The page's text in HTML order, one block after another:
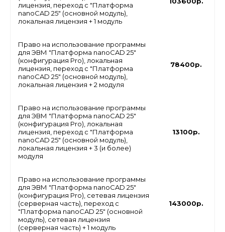
лицензия, переход с "Платформа
nanoCAD 25" (основной модуль),
локальная лицензия + 1 модуль
Право на использование программы
для ЭВМ "Платформа nanoCAD 25"
(конфигурация Pro), локальная
лицензия, переход с "Платформа
nanoCAD 25" (основной модуль),
локальная лицензия + 2 модуля
78400р.
Право на использование программы
для ЭВМ "Платформа nanoCAD 25"
(конфигурация Pro), локальная
лицензия, переход с "Платформа
nanoCAD 25" (основной модуль),
локальная лицензия + 3 (и более)
модуля
13100р.
Право на использование программы
для ЭВМ "Платформа nanoCAD 25"
(конфигурация Pro), сетевая лицензия
(серверная часть), переход с
"Платформа nanoCAD 25" (основной
модуль), сетевая лицензия
(серверная часть) + 1 модуль
143000р.